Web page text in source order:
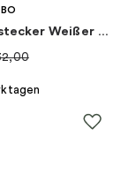
Einzel Ohrstecker Weißer Stein Gold